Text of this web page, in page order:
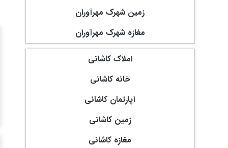
زمین شهرک مهرآوران
مغازه شهرک مهرآوران
املاک کاشانی
خانه کاشانی
آپارتمان کاشانی
زمین کاشانی
مغازه کاشانی